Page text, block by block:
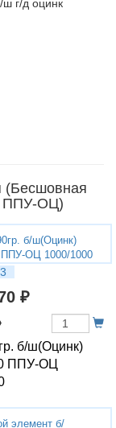
(Бесшовная
ППУ-ОЦ)
₽
б/ш(Оцинк)
ППУ-ОЦ